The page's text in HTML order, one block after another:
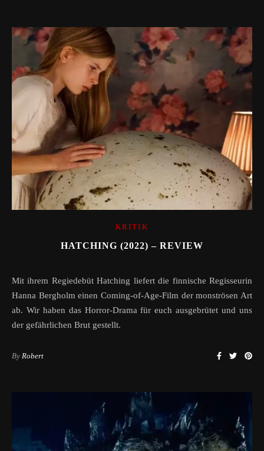
KRITIK
HATCHING (2022) – REVIEW
Mit ihrem Regiedebüt Hatching liefert die finnische Regisseurin
Hanna Bergholm einen Coming-of-Age-Film der monströsen Art
ab. Wir haben das Horror-Drama für euch ausgebrütet und uns
der gefährlichen Brut gestellt.
By Robert